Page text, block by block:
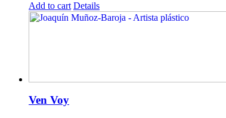
Add to cart Details
Ven Voy